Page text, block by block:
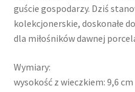
guście gospodarzy. Dziś
kolekcjonerskie, doskonałe
dla miłośników dawnej
Wymiary:
wysokość z wieczkiem: 9,6 cm